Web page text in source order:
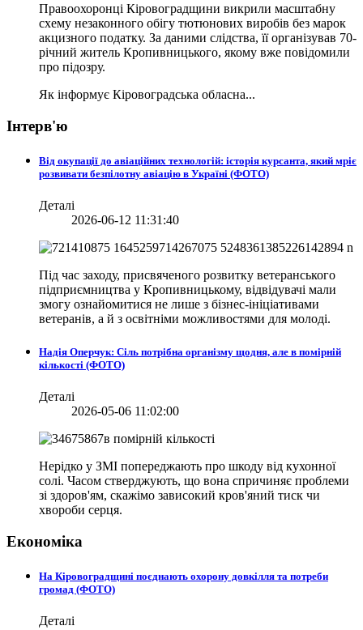
Правоохоронці Кіровоградщини викрили масштабну
схему незаконного обігу тютюнових виробів без марок
акцизного податку. За даними слідства, її організував 70-
річний житель Кропивницького, якому вже повідомили
про підозру.
Як інформує Кіровоградська обласна...
Інтерв'ю
Від окупації до авіаційних технологій: історія курсанта, який мріє
розвивати безпілотну авіацію в Україні (ФОТО)
Деталі
2026-06-12 11:31:40
Під час заходу, присвяченого розвитку ветеранського
підприємництва у Кропивницькому, відвідувачі мали
змогу ознайомитися не лише з бізнес-ініціативами
ветеранів, а й з освітніми можливостями для молоді.
Надія Оперчук: Сіль потрібна організму щодня, але в помірній
кількості (ФОТО)
Деталі
2026-05-06 11:02:00
Нерідко у ЗМІ попереджають про шкоду від кухонної
солі. Часом стверджують, що вона спричиняє проблеми
зі здоров'ям, скажімо зависокий кров'яний тиск чи
хвороби серця.
Економіка
На Кіровоградщині поєднають охорону довкілля та потреби
громад (ФОТО)
Деталі